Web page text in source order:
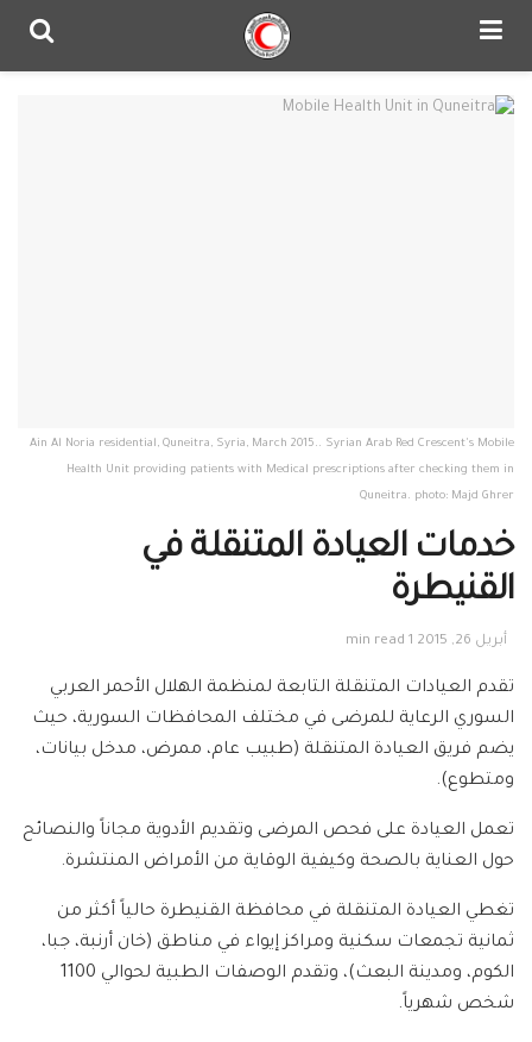
Ain Al Noria residential, Quneitra, Syria, March 2015.. Syrian Arab Red Crescent's Mobile
Health Unit providing patients with Medical prescriptions after checking them in
Quneitra. photo: Majd Ghrer
خدمات العيادة المتنقلة في
القنيطرة
أبريل 26, 2015 1 min read
تقدم العيادات المتنقلة التابعة لمنظمة الهلال الأحمر العربي
السوري الرعاية للمرضى في مختلف المحافظات السورية، حيث
يضم فريق العيادة المتنقلة (طبيب عام، ممرض، مدخل بيانات،
ومتطوع).
تعمل العيادة على فحص المرضى وتقديم الأدوية مجاناً والنصائح
حول العناية بالصحة وكيفية الوقاية من الأمراض المنتشرة.
تغطي العيادة المتنقلة في محافظة القنيطرة حالياً أكثر من
ثمانية تجمعات سكنية ومراكز إيواء في مناطق (خان أرنبة، جبا،
الكوم، ومدينة البعث)، وتقدم الوصفات الطبية لحوالي 1100
شخص شهرياً.